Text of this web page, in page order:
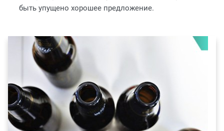
быть упущено хорошее предложение.